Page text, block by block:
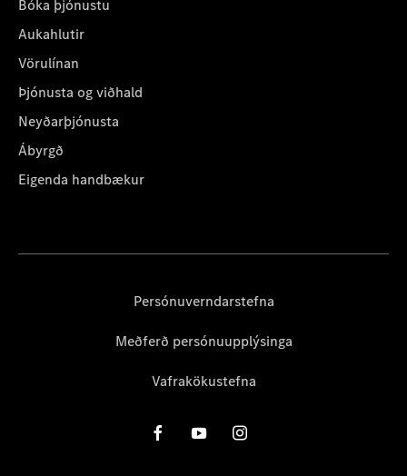
Bóka þjónustu
Aukahlutir
Vörulínan
Þjónusta og viðhald
Neyðarþjónusta
Ábyrgð
Eigenda handbækur
Persónuverndarstefna
Meðferð persónuupplýsinga
Vafrakökustefna